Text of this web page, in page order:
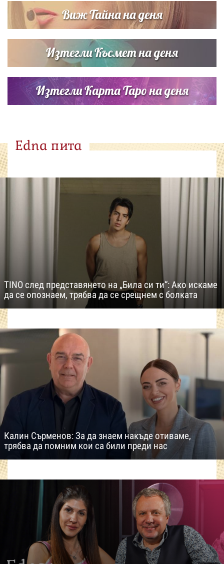
Виж Тайна на деня
Изтегли Късмет на деня
Изтегли Карта Таро на деня
Edna пита
TINO след представянето на „Била си ти“: Ако искаме
да се опознаем, трябва да се срещнем с болката
Калин Сърменов: За да знаем накъде отиваме,
трябва да помним кои са били преди нас